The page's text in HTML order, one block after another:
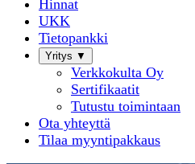
Hinnat
UKK
Tietopankki
Yritys ▼
Verkkokulta Oy
Sertifikaatit
Tutustu toimintaan
Ota yhteyttä
Tilaa myyntipakkaus